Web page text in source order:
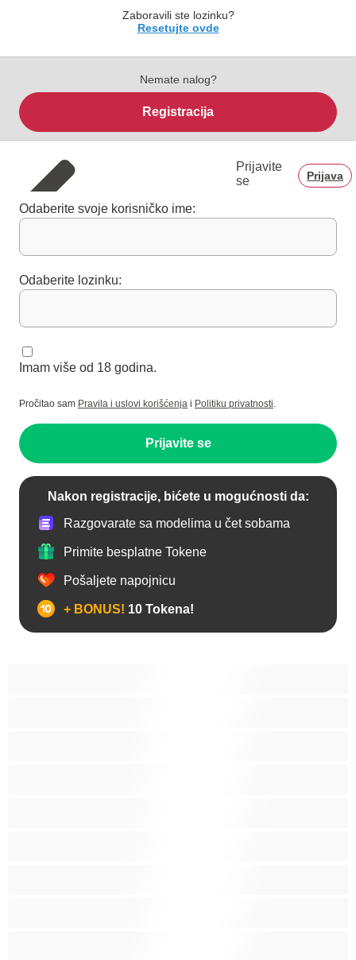
Zaboravili ste lozinku?
Resetujte ovde
Nemate nalog?
Registracija
Prijavite
se
Prijava
Odaberite svoje korisničko ime:
Odaberite lozinku:
Imam više od 18 godina.
Pročitao sam Pravila i uslovi korišćenja i Politiku privatnosti.
Prijavite se
Nakon registracije, bićete u mogućnosti da:
Razgovarate sa modelima u čet sobama
Primite besplatne Tokene
Pošaljete napojnicu
+ BONUS! 10 Tokena!